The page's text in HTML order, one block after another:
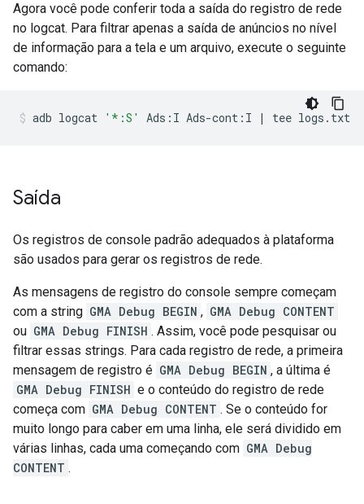
Agora você pode conferir toda a saída do registro de rede
no logcat. Para filtrar apenas a saída de anúncios no nível
de informação para a tela e um arquivo, execute o seguinte
comando:
adb logcat '*:S' Ads:I Ads-cont:I | tee logs.txt
Saída
Os registros de console padrão adequados à plataforma
são usados para gerar os registros de rede.
As mensagens de registro do console sempre começam
com a string GMA Debug BEGIN , GMA Debug CONTENT
ou GMA Debug FINISH . Assim, você pode pesquisar ou
filtrar essas strings. Para cada registro de rede, a primeira
mensagem de registro é GMA Debug BEGIN , a última é
GMA Debug FINISH e o conteúdo do registro de rede
começa com GMA Debug CONTENT . Se o conteúdo for
muito longo para caber em uma linha, ele será dividido em
várias linhas, cada uma começando com GMA Debug
CONTENT .